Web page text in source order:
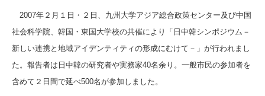
2007年２月１日・２日、九州大学アジア総合政策センター及び中国
社会科学院、韓国・東国大学校の共催により「日中韓シンポジウム－
新しい連携と地域アイデンティティの形成にむけて－」が行われまし
た。報告者は日中韓の研究者や実務家40名余り。一般市民の参加者を
含めて２日間で延べ500名が参加しました。